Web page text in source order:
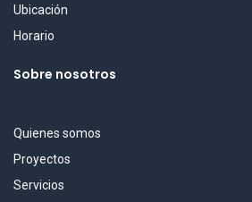
Ubicación
Horario
Sobre nosotros
Quienes somos
Proyectos
Servicios